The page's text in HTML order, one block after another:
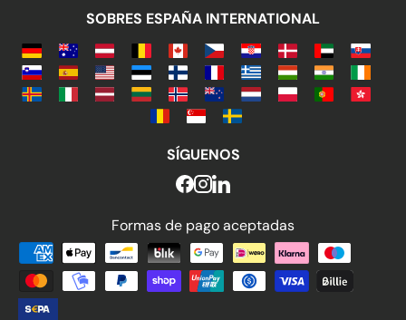
SOBRES ESPAÑA INTERNATIONAL
SÍGUENOS
Formas de pago aceptadas
Formas de pago aceptadas